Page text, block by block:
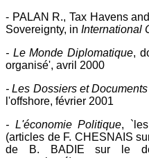
- PALAN R., Tax Havens
Sovereignty, in International
- Le Monde Diplomatique,
organisé', avril 2000
- Les Dossiers et
l'offshore, février 2001
- L'économie Politique,
(articles de F. CHESNAIS
de B. BADIE sur le